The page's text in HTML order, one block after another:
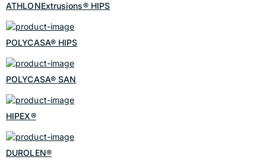
ATHLONExtrusions® HIPS
POLYCASA® HIPS
POLYCASA® SAN
HIPEX®
DUROLEN®